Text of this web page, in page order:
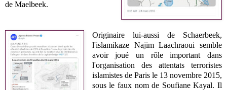
de Maelbeek.
Originaire lui-aussi de Schaerbeek,
l'islamikaze Najim Laachraouisemble
avoir joué un rôle important dans
l'organisation des attentats terroristes
islamistes de Paris le 13 novembre 2015,
sous le faux nom de Soufiane Kayal. Il